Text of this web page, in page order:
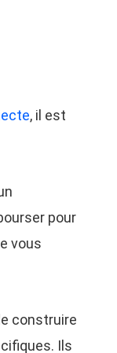
, il est
pour
vous
construire
Ils